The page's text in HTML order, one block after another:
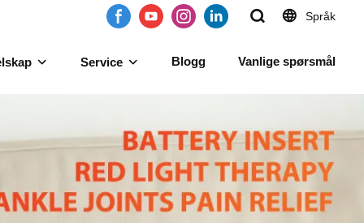
Språk
Service Blogg Vanlige spørsmål